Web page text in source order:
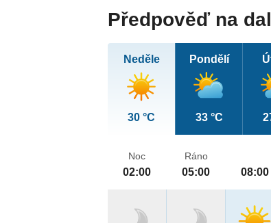
Předpověď na
Neděle
30 °C
Pondělí
33 °C
Noc
02:00
Ráno
05:00 08:00